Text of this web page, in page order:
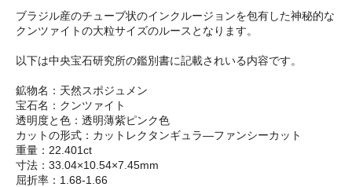
ブラジル産のチューブ状のインクルージョンを包有した神秘的な
クンツァイトの大粒サイズのルースとなります。
以下は中央宝石研究所の鑑別書に記載されいる内容です。
鉱物名：天然スポジュメン
宝石名：クンツァイト
透明度と色：透明薄紫ピンク色
カットの形式：カットレクタンギュラ―ファンシーカット
重量：22.401ct
寸法：33.04×10.54×7.45mm
屈折率：1.68-1.66